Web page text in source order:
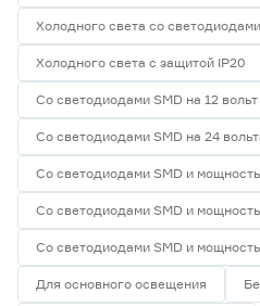
Холодного света со
Холодного света с защитой IP20
Со светодиодами SMD на 12 вольт
Со светодиодами SMD на 24
Со светодиодами SMD и
Со светодиодами SMD и
Со светодиодами SMD и
Для основного освещения